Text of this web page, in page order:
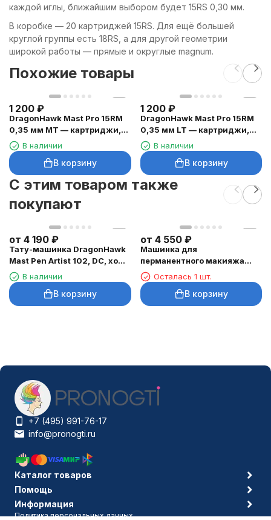
каждой иглы, ближайшим выбором будет 15RS 0,30 мм.
В коробке — 20 картриджей 15RS. Для ещё большей
круглой группы есть 18RS, а для другой геометрии
широкой работы — прямые и округлые magnum.
Похожие товары
1 200 ₽
DragonHawk Mast Pro 15RM
0,35 мм MT — картриджи,
20 шт.В наличии
В корзину
1 200 ₽
DragonHawk Mast Pro 15RM
0,35 мм LT — картриджи,
20 шт.В наличии
В корзину
C этим товаром также
покупают
от 4 190 ₽
Тату-машинка DragonHawk
Mast Pen Artist 102, DC, ход
3,5 ммВ наличии
В корзину
от 4 550 ₽
Машинка для
перманентного макияжа
DragonHawk Mast Tour Air,
RCA, ход 2,3 мм
Осталась 1 шт.
В корзину
+7 (495) 991-76-17
info@pronogti.ru
Каталог товаров
Помощь
Информация
Политика персональных данных